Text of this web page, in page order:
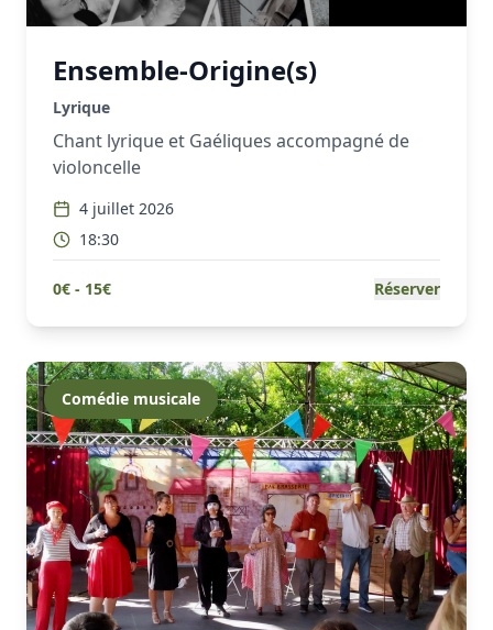
Ensemble-Origine(s)
Lyrique
Chant lyrique et Gaéliques accompagné de
violoncelle
4 juillet 2026
18:30
0€ - 15€ Réserver
Comédie musicale